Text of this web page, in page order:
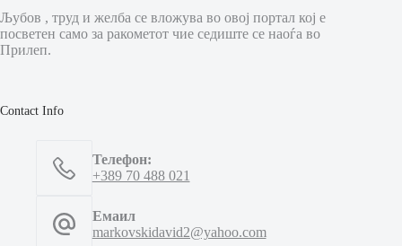
Љубов , труд и желба се вложува во овој портал кој е
посветен само за ракометот чие седиште се наоѓа во
Прилеп.
Contact Info
Телефон:
+389 70 488 021
Емаил
markovskidavid2@yahoo.com